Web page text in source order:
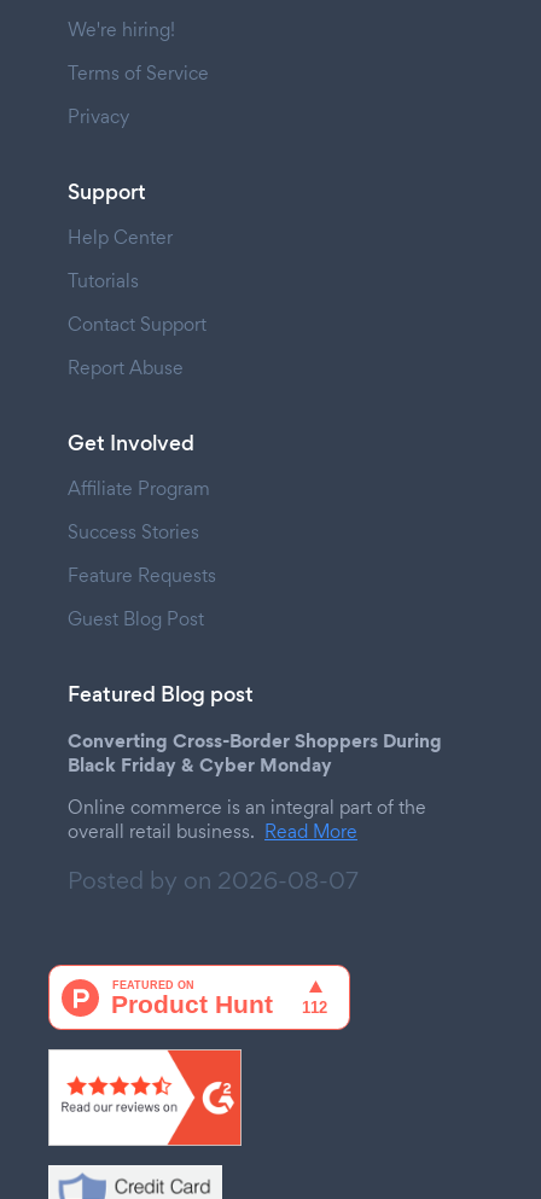
We're hiring!
Terms of Service
Privacy
Support
Help Center
Tutorials
Contact Support
Report Abuse
Get Involved
Affiliate Program
Success Stories
Feature Requests
Guest Blog Post
Featured Blog post
Converting Cross-Border Shoppers During
Black Friday & Cyber Monday
Online commerce is an integral part of the
overall retail business. Read More
Posted by on 2026-08-07